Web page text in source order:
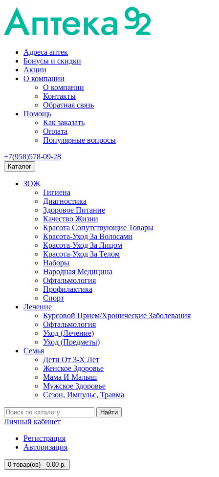
Адреса аптек
Бонусы и скидки
Акции
О компании
О компании
Контакты
Обратная связь
Помощь
Как заказать
Оплата
Популярные вопросы
+7(958)578-09-28
Каталог
ЗОЖ
Гигиена
Диагностика
Здоровое Питание
Качество Жизни
Красота Сопутствующие Товары
Красота-Уход За Волосами
Красота-Уход За Лицом
Красота-Уход За Телом
Наборы
Народная Медицина
Офтальмология
Профилактика
Спорт
Лечение
Курсовой Прием/Хронические Заболевания
Офтальмология
Уход (Лечение)
Уход (Предметы)
Семья
Дети От 3-Х Лет
Женское Здоровье
Мама И Малыш
Мужское Здоровье
Сезон, Импульс, Травма
Найти
Личный кабинет
Регистрация
Авторизация
0 товар(ов) - 0.00 р.